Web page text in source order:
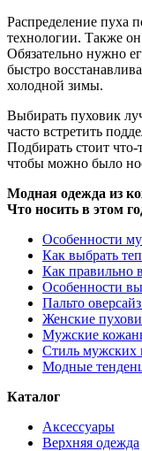
Распределение пуха
технологии. Также
Обязательно нужно
быстро
холодной зимы.
Выбирать пуховик
часто встретить
Подбирать стоит
чтобы можно было
Модная одежда из
Что носить в этом
Особенности
Как выбрать
Как правильно
Особенности
Пальто
Женские
Мужские
Стиль мужских
Модные
Каталог
Аксессуары
Верхняя одежда